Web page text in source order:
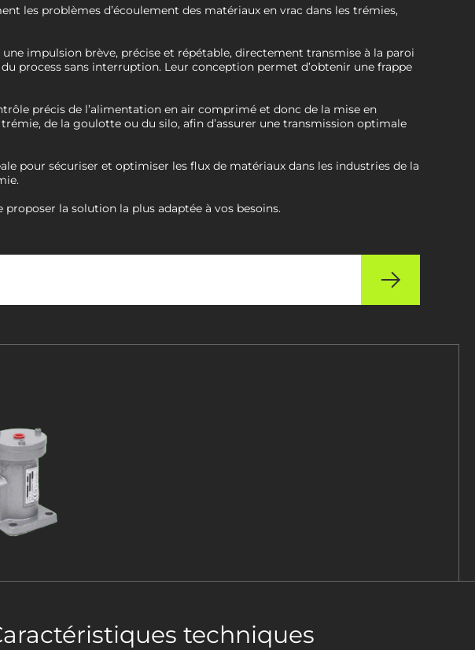
les problèmes d’écoulement des matériaux en vrac dans les trémies,
impulsion brève, précise et répétable, directement transmise à la paroi
process sans interruption. Leur conception permet d’obtenir une frappe
précis de l’alimentation en air comprimé et donc de la mise en
de la goulotte ou du silo, afin d’assurer une transmission optimale
pour sécuriser et optimiser les flux de matériaux dans les industries de la
la solution la plus adaptée à vos besoins.
techniques